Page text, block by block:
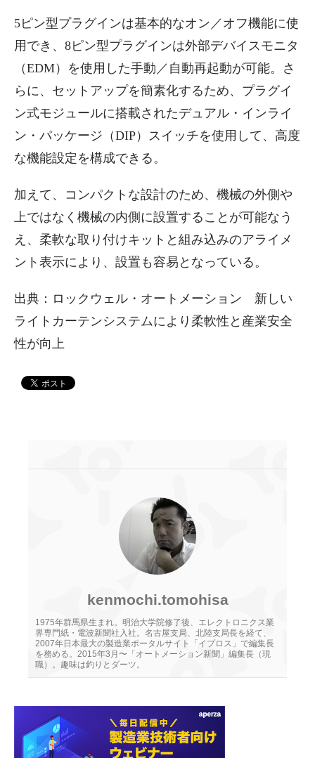
5ピン型プラグインは基本的なオン／オフ機能に使
用でき、8ピン型プラグインは外部デバイスモニタ
（EDM）を使用した手動／自動再起動が可能。さ
らに、セットアップを簡素化するため、プラグイ
ン式モジュールに搭載されたデュアル・インライ
ン・パッケージ（DIP）スイッチを使用して、高度
な機能設定を構成できる。
加えて、コンパクトな設計のため、機械の外側や
上ではなく機械の内側に設置することが可能なう
え、柔軟な取り付けキットと組み込みのアライメ
ント表示により、設置も容易となっている。
出典：ロックウェル・オートメーション 新しい
ライトカーテンシステムにより柔軟性と産業安全
性が向上
kenmochi.tomohisa
1975年群馬県生まれ。明治大学院修了後、エレクトロニクス業
界専門紙・電波新聞社入社。名古屋支局、北陸支局長を経て、
2007年日本最大の製造業ポータルサイト「イプロス」で編集長
を務める。2015年3月〜「オートメーション新聞」編集長（現
職）。趣味は釣りとダーツ。